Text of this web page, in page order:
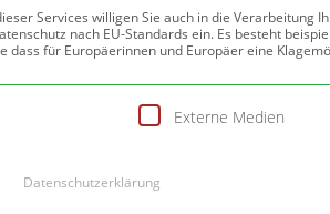
: MOBBING
sie sich bei ihrem Vorgesetzten krank
einer Wiedereingliederung
ausgeschrieben war – nicht als
Services willigen Sie auch in die Verarbeitung
nach EU-Standards ein. Es besteht
für Europäerinnen und Europäer eine
erste Service-Gruppe ist essenziell
Externe Medien
Datenschutzerklärung